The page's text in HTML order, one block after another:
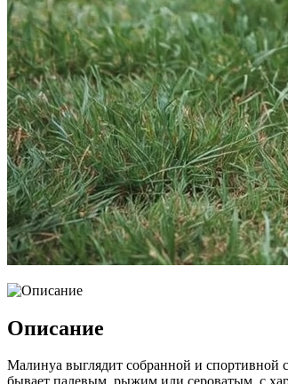
Описание
Малинуа выглядит собранной и спортивной